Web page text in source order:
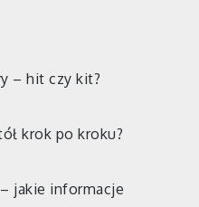
– hit czy kit?
krok po kroku?
jakie informacje